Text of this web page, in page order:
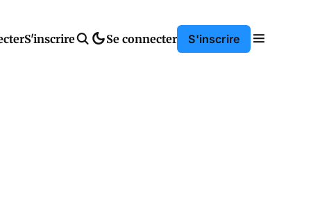
S'inscrire Se connecter S'inscrire